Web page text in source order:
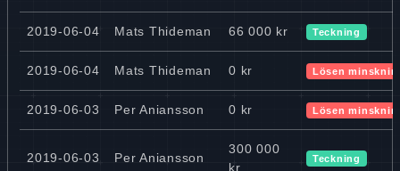
2019-06-04 Mats Thideman 66 000 kr Teckning
2019-06-04 Mats Thideman 0 kr Lösen
2019-06-03 Per Aniansson 0 kr Lösen
2019-06-03 Per Aniansson
300 000
kr
Teckning